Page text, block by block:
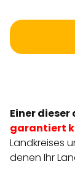
Einer
garantiert
Landkreises
denen Ihr